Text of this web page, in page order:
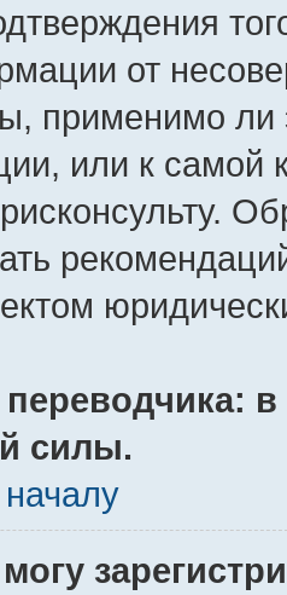
от
применимо ли
или к самой
силы.